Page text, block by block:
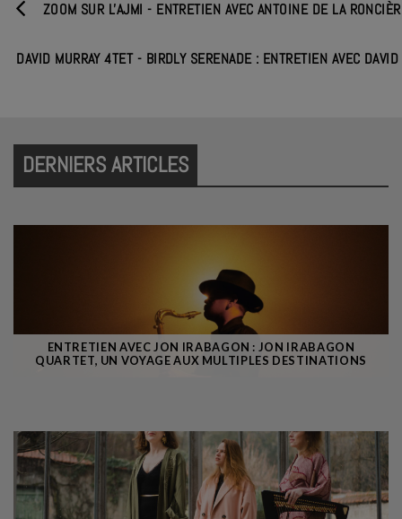
ZOOM SUR L'AJMI - ENTRETIEN AVEC ANTOINE DE LA
DAVID MURRAY 4TET - BIRDLY SERENADE : ENTRETIEN AVEC DAVID
DERNIERS ARTICLES
ENTRETIEN AVEC JON IRABAGON : JON IRABAGON
QUARTET, UN VOYAGE AUX MULTIPLES DESTINATIONS